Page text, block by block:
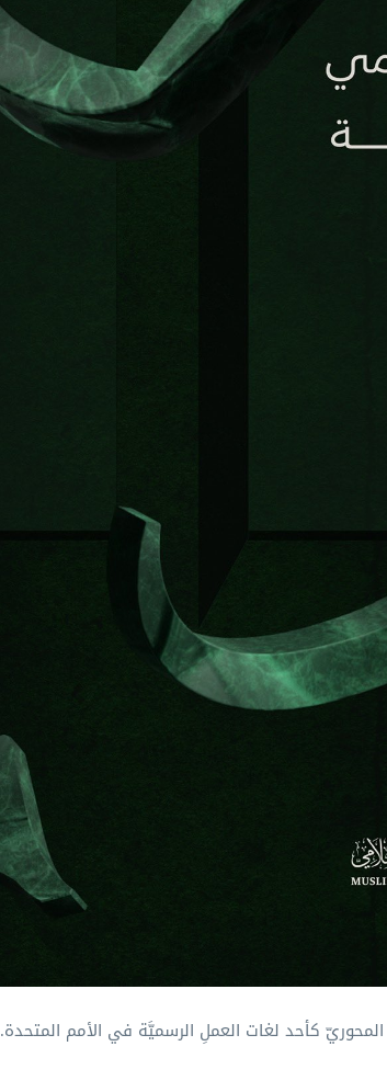
المحوريّ كأحد لغات العملِ الرسميَّة في الأمم المتحدة.